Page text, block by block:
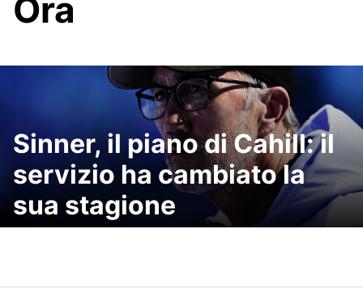
Ora
Sinner, il piano di Cahill: il
servizio ha cambiato la
sua stagione